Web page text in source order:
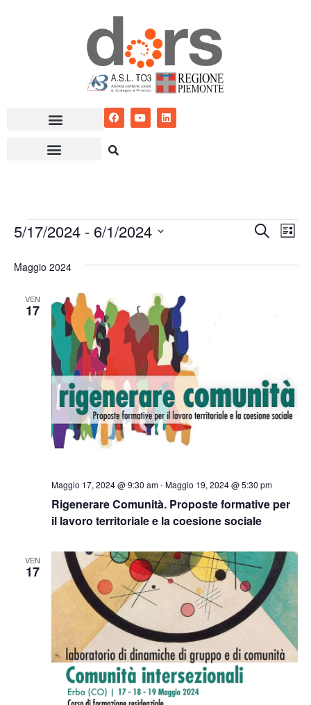
Eventi
Cerca
Lista
5/17/2024 - 6/1/2024
la
Maggio 2024
VEN
17
Rigenerare Comunità. Proposte formative per
il lavoro territoriale e la coesione sociale
Maggio 17, 2024 @ 9:30 am-Maggio 19, 2024 @ 5:30 pm
VEN
17